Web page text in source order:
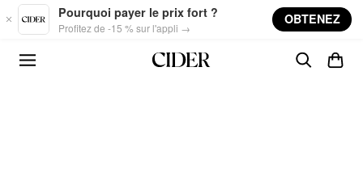
Skip to main content
Pourquoi payer le prix fort ?
Profitez de -15 % sur l'appli →
OBTENEZ